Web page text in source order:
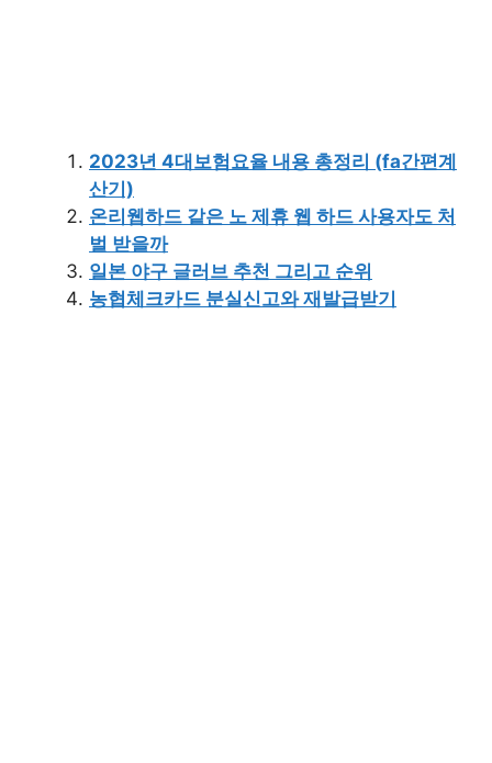
2023년 4대보험요율 내용 총정리 (fa간편계
산기)
온리웹하드 같은 노 제휴 웹 하드 사용자도 처
벌 받을까
일본 야구 글러브 추천 그리고 순위
농협체크카드 분실신고와 재발급받기